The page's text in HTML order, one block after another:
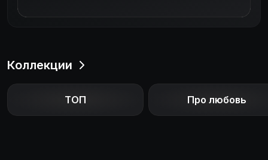
Коллекции
ТОП Про любовь